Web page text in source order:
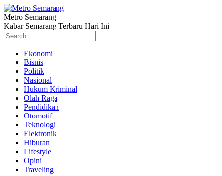
Metro Semarang
Kabar Semarang Terbaru Hari Ini
Ekonomi
Bisnis
Politik
Nasional
Hukum Kriminal
Olah Raga
Pendidikan
Otomotif
Teknologi
Elektronik
Hiburan
Lifestyle
Opini
Traveling